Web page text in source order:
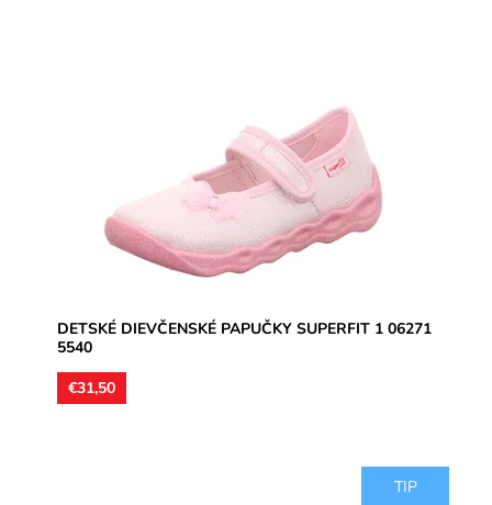
Dievčenské papučky, materiál textil, jemne trblietavý,
perforované podrážky prevzdušnia chodidlo, model
Skladom
Superfit
DETSKÉ DIEVČENSKÉ PAPUČKY SUPERFIT 1 06271
5540
€31,50
TIP